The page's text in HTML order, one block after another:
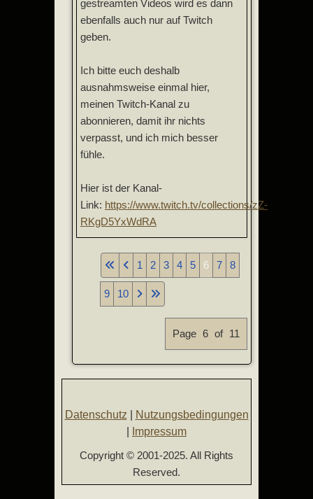
gestreamten Videos wird es dann
ebenfalls auch nur auf Twitch
geben.
Ich bitte euch deshalb
ausnahmsweise einmal hier,
meinen Twitch-Kanal zu
abonnieren, damit ihr nichts
verpasst, und ich mich besser
fühle.
Hier ist der Kanal-
Link: https://www.twitch.tv/collections/zZ-
RKgD5YxWdRA
Page 6 of 11
1 2 3 4 5 6 7 8
9 10
Datenschutz
Nutzungsbedingungen
Impressum
Copyright © 2001-2025. All Rights
Reserved.